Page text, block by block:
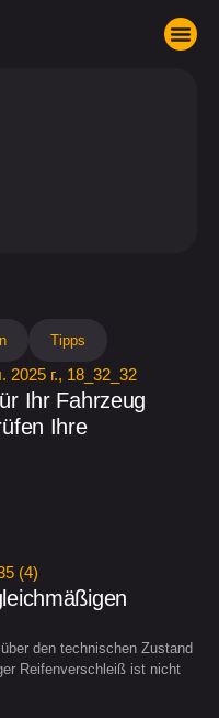
Tipps
Ihr Fahrzeug
Ihre
den technischen Zustand
Reifenverschleiß ist nicht